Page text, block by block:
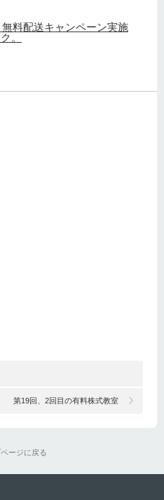
料配送キャンペーン実施
。
第19回、2回目の有料株式教室
ページに戻る